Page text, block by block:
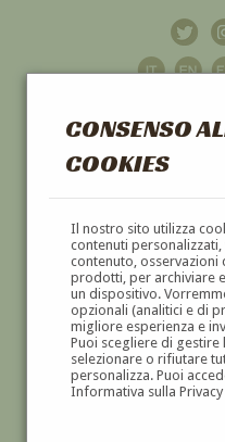
CONSENSO
COOKIES
Il nostro sito utilizza
contenuti personalizzati,
contenuto,
prodotti, per archiviare
un dispositivo.
opzionali (analitici e di
migliore esperienza e
Puoi scegliere di gestire
selezionare o rifiutare
personalizza. Puoi
Informativa sulla
DIPINTI E